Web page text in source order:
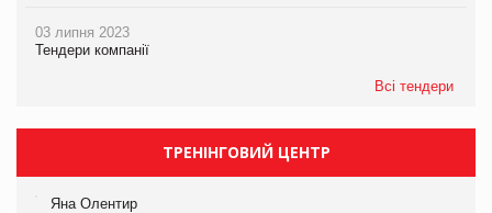
03 липня 2023
Тендери компанії
Всі тендери
ТРЕНІНГОВИЙ ЦЕНТР
Яна Олентир